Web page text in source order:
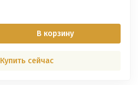
В корзину
Купить сейчас